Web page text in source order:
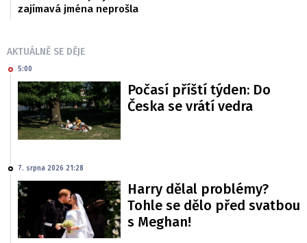
zajímavá jména neprošla
AKTUÁLNĚ SE DĚJE
5:00
Počasí příští týden: Do
Česka se vrátí vedra
7. srpna 2026 21:28
Harry dělal problémy?
Tohle se dělo před svatbou
s Meghan!